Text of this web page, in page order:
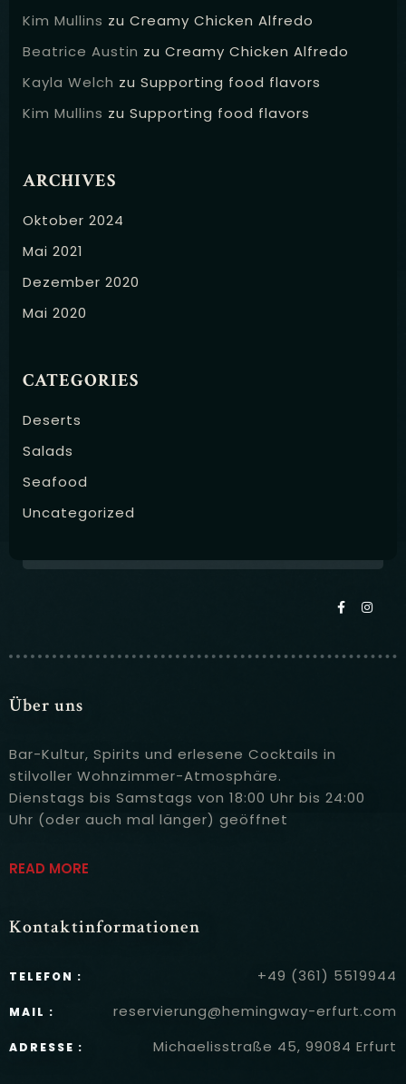
Kim Mullins zu Creamy Chicken Alfredo
Beatrice Austin zu Creamy Chicken Alfredo
Kayla Welch zu Supporting food flavors
Kim Mullins zu Supporting food flavors
ARCHIVES
Oktober 2024
Mai 2021
Dezember 2020
Mai 2020
CATEGORIES
Deserts
Salads
Seafood
Uncategorized
Über uns
Bar-Kultur, Spirits und erlesene Cocktails in
stilvoller Wohnzimmer-Atmosphäre.
Dienstags bis Samstags von 18:00 Uhr bis 24:00
Uhr (oder auch mal länger) geöffnet
READ MORE
Kontaktinformationen
TELEFON : +49 (361) 5519944
MAIL : reservierung@hemingway-erfurt.com
ADRESSE : Michaelisstraße 45, 99084 Erfurt